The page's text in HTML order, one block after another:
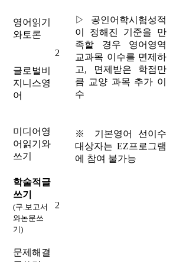
▷공인어학시험성적
이 정해진 기준을 만
족할 경우 영어영역
교과목 이수를 면제하
고, 면제받은 학점만
큼 교양 과목 추가 이
수
※ 기본영어 선이수
대상자는 EZ프로그램
에 참여 불가능
2
영어읽기
와토론
글로벌비
지니스영
어
미디어영
어읽기와
쓰기
학술적글
쓰기
(구.보고서
와논문쓰
기)
2
문제해결